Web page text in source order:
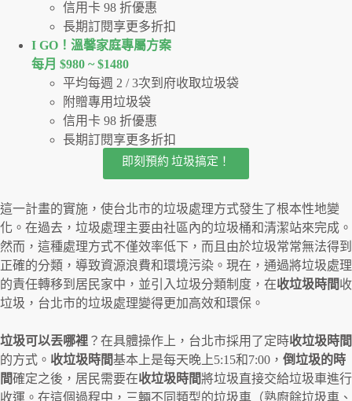
信用卡 98 折優惠
長期訂閱享更多折扣
I GO！溫馨家庭專屬方案
每月 $980 ~ $1480
平均每週 2 / 3次到府收取垃圾袋
附贈專用垃圾袋
信用卡 98 折優惠
長期訂閱享更多折扣
即刻預約 垃圾搞定！
這一計畫的實施，使台北市的垃圾處理方式發生了根本性地變
化。在過去，垃圾處理主要由社區內的垃圾桶和清潔站來完成。
然而，這種處理方式不僅效率低下，而且由於垃圾常常無法得到
正確的分類，導致資源浪費和環境污染。現在，通過將垃圾處理
的責任轉移到居民家中，並引入垃圾分類制度，在收垃圾時間收
垃圾，台北市的垃圾處理變得更加高效和環保。
垃圾可以丟哪裡 ？在具體操作上，台北市採用了定時收垃圾時間
的方式。 收垃圾時間基本上是每天晚上5:15和7:00， 倒垃圾的時
間確定之後，居民需要在收垃圾時間將垃圾直接交給垃圾車進行
收運。在這個過程中，三輛不同類型的垃圾車（熟廚餘垃圾車、